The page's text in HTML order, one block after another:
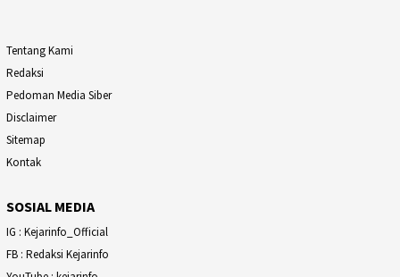
Tentang Kami
Redaksi
Pedoman Media Siber
Disclaimer
Sitemap
Kontak
SOSIAL MEDIA
IG : Kejarinfo_Official
FB : Redaksi Kejarinfo